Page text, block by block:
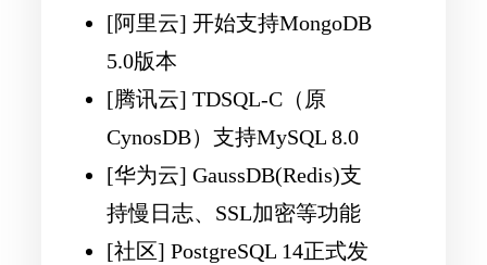
[阿里云] 开始支持MongoDB
5.0版本
[腾讯云] TDSQL-C（原
CynosDB）支持MySQL 8.0
[华为云] GaussDB(Redis)支
持慢日志、SSL加密等功能
[社区] PostgreSQL 14正式发